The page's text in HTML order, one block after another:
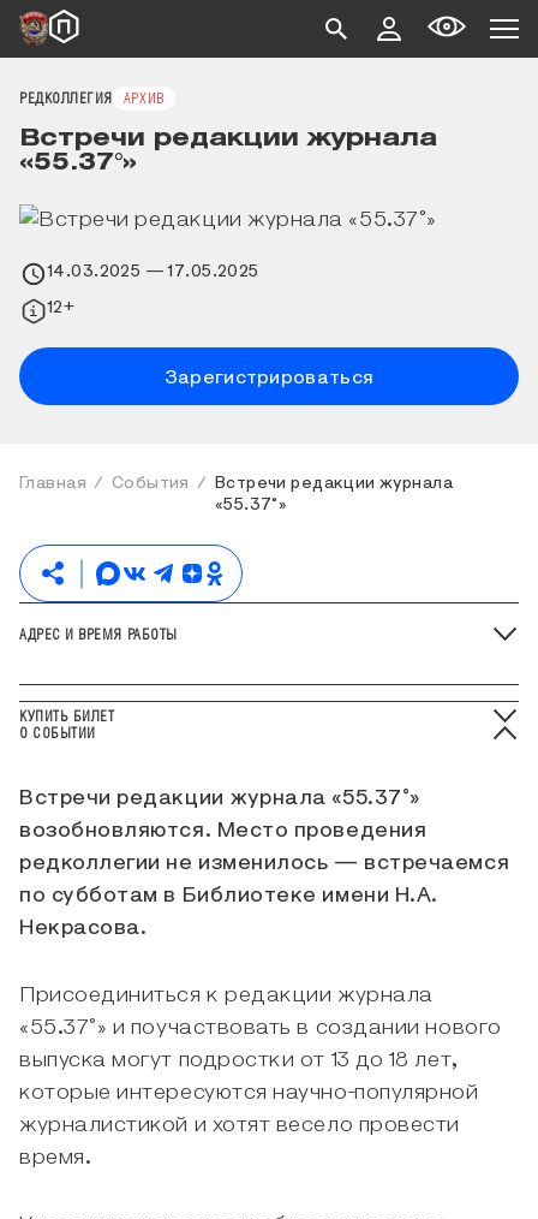
РЕДКОЛЛЕГИЯ АРХИВ
Встречи редакции журнала
«55.37°»
14.03.2025 — 17.05.2025
12+
Зарегистрироваться
Главная События
Встречи редакции журнала
«55.37°»
О СОБЫТИИ
Встречи редакции журнала «55.37°»
возобновляются. Место проведения
редколлегии не изменилось — встречаемся
по субботам в Библиотеке имени Н.А.
Некрасова.
Присоединиться к редакции журнала
«55.37°» и поучаствовать в создании нового
выпуска могут подростки от 13 до 18 лет,
которые интересуются научно-популярной
журналистикой и хотят весело провести
время.
АДРЕС И ВРЕМЯ РАБОТЫ
КУПИТЬ БИЛЕТ